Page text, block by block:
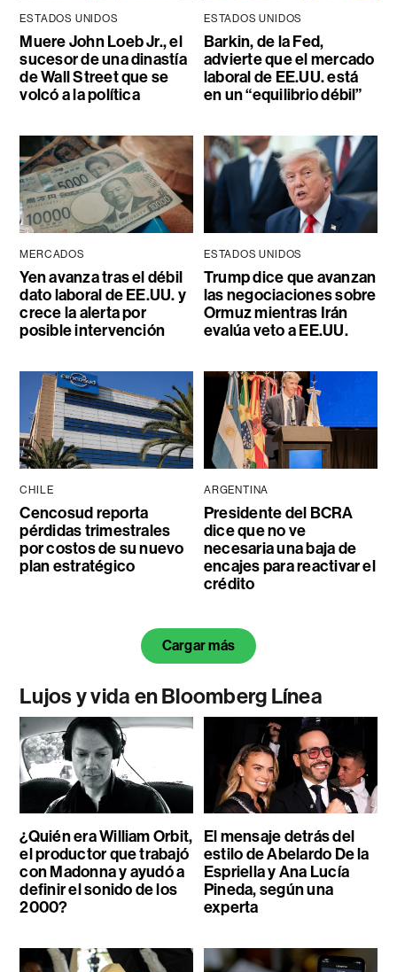
ESTADOS UNIDOS
Muere John Loeb Jr., el
sucesor de una dinastía
de Wall Street que se
volcó a la política
ESTADOS UNIDOS
Barkin, de la Fed,
advierte que el mercado
laboral de EE.UU. está
en un “equilibrio débil”
MERCADOS
Yen avanza tras el débil
dato laboral de EE.UU. y
crece la alerta por
posible intervención
ESTADOS UNIDOS
Trump dice que avanzan
las negociaciones sobre
Ormuz mientras Irán
evalúa veto a EE.UU.
CHILE
Cencosud reporta
pérdidas trimestrales
por costos de su nuevo
plan estratégico
ARGENTINA
Presidente del BCRA
dice que no ve
necesaria una baja de
encajes para reactivar el
crédito
Cargar más
Lujos y vida en Bloomberg Línea
¿Quién era William Orbit,
el productor que trabajó
con Madonna y ayudó a
definir el sonido de los
2000?
El mensaje detrás del
estilo de Abelardo De la
Espriella y Ana Lucía
Pineda, según una
experta